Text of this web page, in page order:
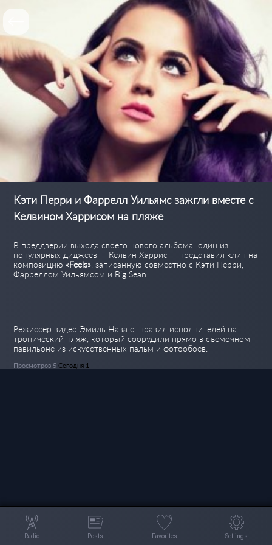
Кэти Перри и Фаррелл Уильямс зажгли вместе с
Келвином Харрисом на пляже
В преддверии выхода своего нового альбома один из
популярных диджеев — Келвин Харрис — представил клип на
композицию «Feels» , записанную совместно с Кэти Перри,
Фарреллом Уильямсом и Big Sean.
Режиссер видео Эмиль Нава отправил исполнителей на
тропический пляж, который соорудили прямо в съемочном
павильоне из искусственных пальм и фотообоев.
Просмотров 5 Сегодня 1
Radio Posts Favorites Settings